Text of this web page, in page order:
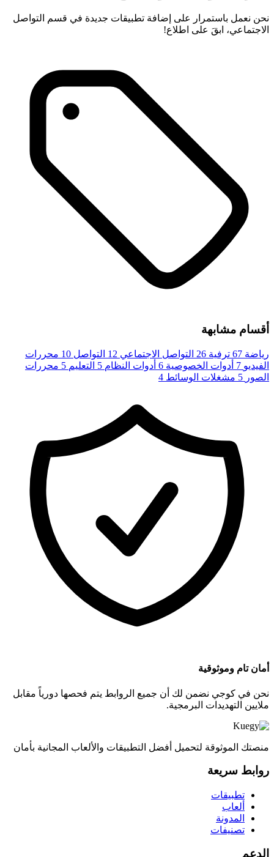
نحن نعمل باستمرار على إضافة تطبيقات جديدة في قسم التواصل
الاجتماعي، ابقَ على اطلاع!
أقسام مشابهة
رياضة 67 ترفية 26 التواصل الاجتماعي 12 التواصل 10 محررات
الفيديو 7 أدوات الخصوصية 6 أدوات النظام 5 التعليم 5 محررات
الصور 5 مشغلات الوسائط 4
أمان تام وموثوقية
نحن في كوجي نضمن لك أن جميع الروابط يتم فحصها دورياً مقابل
ملايين التهديدات البرمجية.
منصتك الموثوقة لتحميل أفضل التطبيقات والألعاب المجانية بأمان
روابط سريعة
تطبيقات
ألعاب
المدونة
تصنيفات
الدعم